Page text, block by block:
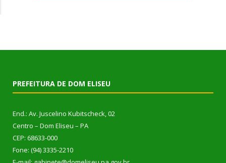
PREFEITURA DE DOM ELISEU
End.: Av. Juscelino Kubitscheck, 02
Centro – Dom Eliseu – PA
CEP: 68633-000
Fone: (94) 3335-2210